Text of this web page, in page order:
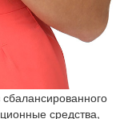
средства,